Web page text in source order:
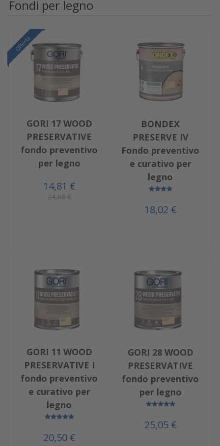
Fondi per legno
Offerta
GORI 17 WOOD
PRESERVATIVE
fondo preventivo
per legno
14,81 €
24,68 €
BONDEX
PRESERVE IV
Fondo preventivo
e curativo per
legno
18,02 €
GORI 11 WOOD
PRESERVATIVE I
fondo preventivo
e curativo per
legno
20,50 €
GORI 28 WOOD
PRESERVATIVE
fondo preventivo
per legno
25,05 €